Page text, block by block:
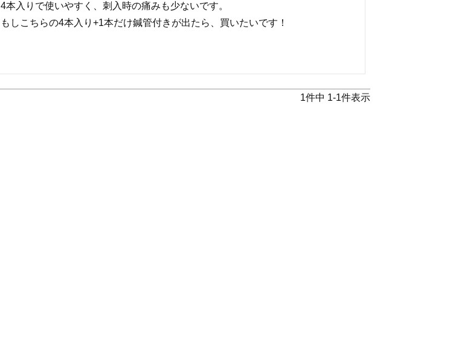
4本入りで使いやすく、刺入時の痛みも少ないです。
もしこちらの4本入り+1本だけ鍼管付きが出たら、買いたいです！
1件中 1-1件表示